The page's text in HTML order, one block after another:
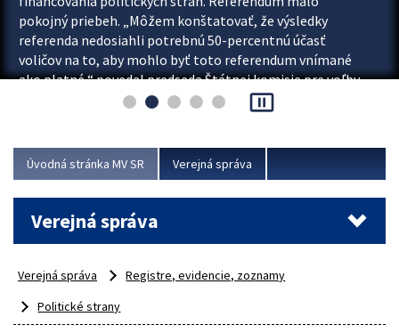
pokojný priebeh. „Môžem konštatovať, že výsledky
referenda nedosiahli potrebnú 50-percentnú účasť
voličov na to, aby mohlo byť toto referendum vnímané
ako platné,“ povedal predseda Štátnej komisie pre voľby
a kontrolu financovania politických...
pause_presentation
Úvodná stránka MV SR Verejná správa
Verejná správa
Verejná správa
Registre, evidencie, zoznamy
Politické strany